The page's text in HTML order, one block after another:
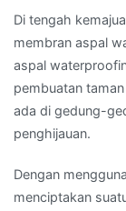
Di tengah
membran aspal
aspal
pembuatan
ada di gedung-
penghijauan.
Dengan
menciptakan